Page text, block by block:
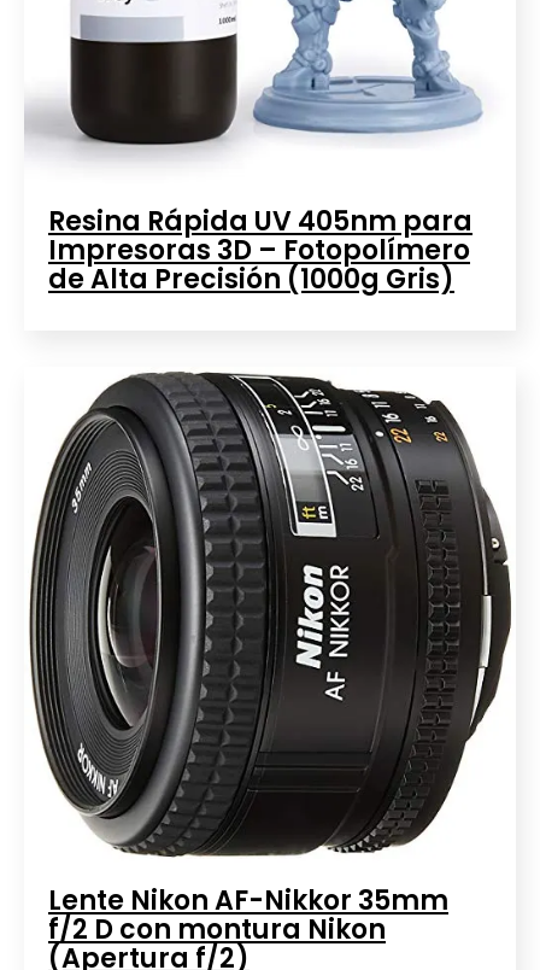
Resina Rápida UV 405nm para
Impresoras 3D – Fotopolímero
de Alta Precisión (1000g Gris)
Lente Nikon AF-Nikkor 35mm
f/2 D con montura Nikon
(Apertura f/2)